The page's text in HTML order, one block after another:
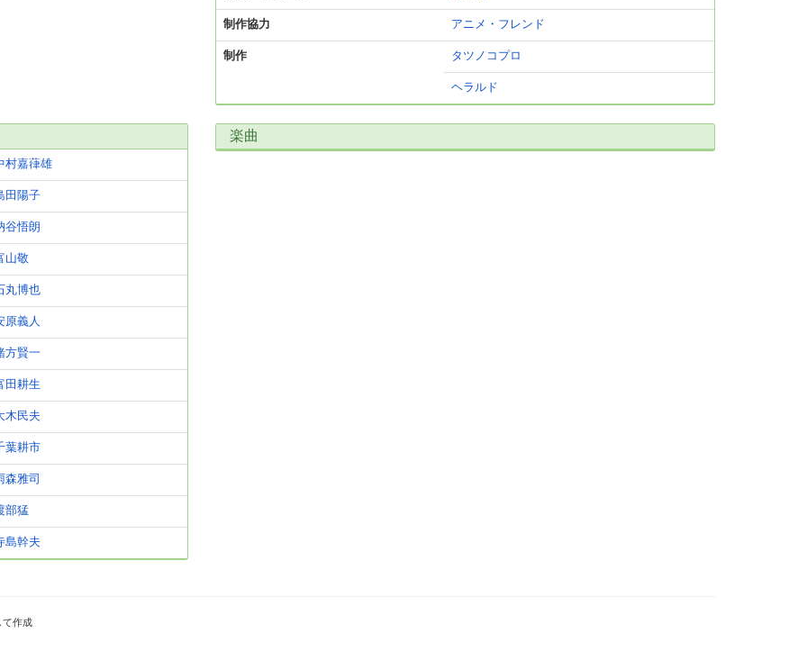
制作協力 アニメ・フレンド
制作 タツノコプロ
ヘラルド
村嘉葎雄
田陽子
谷悟朗
山敬
丸博也
原義人
方賢一
田耕生
木民夫
葉耕市
森雅司
部猛
島幹夫
楽曲
て作成